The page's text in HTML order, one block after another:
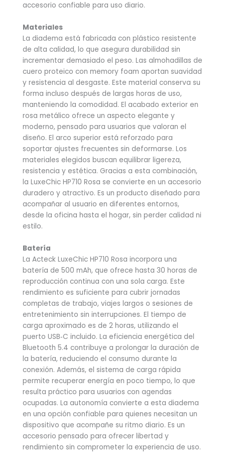
accesorio confiable para uso diario.
Materiales
La diadema está fabricada con plástico resistente
de alta calidad, lo que asegura durabilidad sin
incrementar demasiado el peso. Las almohadillas de
cuero proteico con memory foam aportan suavidad
y resistencia al desgaste. Este material conserva su
forma incluso después de largas horas de uso,
manteniendo la comodidad. El acabado exterior en
rosa metálico ofrece un aspecto elegante y
moderno, pensado para usuarios que valoran el
diseño. El arco superior está reforzado para
soportar ajustes frecuentes sin deformarse. Los
materiales elegidos buscan equilibrar ligereza,
resistencia y estética. Gracias a esta combinación,
la LuxeChic HP710 Rosa se convierte en un accesorio
duradero y atractivo. Es un producto diseñado para
acompañar al usuario en diferentes entornos,
desde la oficina hasta el hogar, sin perder calidad ni
estilo.
Batería
La Acteck LuxeChic HP710 Rosa incorpora una
batería de 500 mAh, que ofrece hasta 30 horas de
reproducción continua con una sola carga. Este
rendimiento es suficiente para cubrir jornadas
completas de trabajo, viajes largos o sesiones de
entretenimiento sin interrupciones. El tiempo de
carga aproximado es de 2 horas, utilizando el
puerto USB‑C incluido. La eficiencia energética del
Bluetooth 5.4 contribuye a prolongar la duración de
la batería, reduciendo el consumo durante la
conexión. Además, el sistema de carga rápida
permite recuperar energía en poco tiempo, lo que
resulta práctico para usuarios con agendas
ocupadas. La autonomía convierte a esta diadema
en una opción confiable para quienes necesitan un
dispositivo que acompañe su ritmo diario. Es un
accesorio pensado para ofrecer libertad y
rendimiento sin comprometer la experiencia de uso.